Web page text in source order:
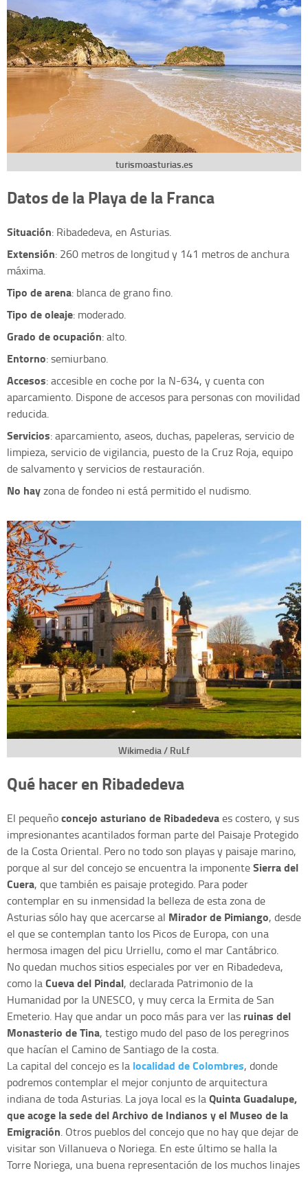
turismoasturias.es
Datos de la Playa de la Franca
Situación: Ribadedeva, en Asturias.
Extensión: 260 metros de longitud y 141 metros de anchura
máxima.
Tipo de arena: blanca de grano fino.
Tipo de oleaje: moderado.
Grado de ocupación: alto.
Entorno: semiurbano.
Accesos: accesible en coche por la N-634, y cuenta con
aparcamiento. Dispone de accesos para personas con movilidad
reducida.
Servicios: aparcamiento, aseos, duchas, papeleras, servicio de
limpieza, servicio de vigilancia, puesto de la Cruz Roja, equipo
de salvamento y servicios de restauración.
No hayzona de fondeo ni está permitido el nudismo.
Wikimedia / RuLf
Qué hacer en Ribadedeva
El pequeñoconcejo asturiano de Ribadedevaes costero, y sus
impresionantes acantilados forman parte del Paisaje Protegido
de la Costa Oriental. Pero no todo son playas y paisaje marino,
porque al sur del concejo se encuentra la imponenteSierra del
Cuera, que también es paisaje protegido. Para poder
contemplar en su inmensidad la belleza de esta zona de
Asturias sólo hay que acercarse al Mirador de Pimiango, desde
el que se contemplan tanto los Picos de Europa, con una
hermosa imagen del picu Urriellu, como el mar Cantábrico.
No quedan muchos sitios especiales por ver en Ribadedeva,
como laCueva del Pindal, declarada Patrimonio de la
Humanidad por la UNESCO, y muy cerca la Ermita de San
Emeterio. Hay que andar un poco más para ver las ruinas del
Monasterio de Tina, testigo mudo del paso de los peregrinos
que hacían el Camino de Santiago de la costa.
La capital del concejo es la localidad de Colombres, donde
podremos contemplar el mejor conjunto de arquitectura
indiana de toda Asturias. La joya local es laQuinta Guadalupe,
que acoge la sede del Archivo de Indianos y el Museo de la
Emigración. Otros pueblos del concejo que no hay que dejar de
visitar son Villanueva o Noriega. En este último se halla la
Torre Noriega, una buena representación de los muchos linajes